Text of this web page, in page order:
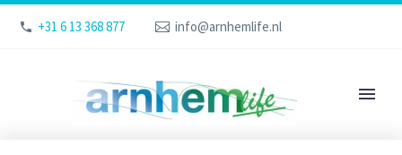
+31 6 13 368 877 info@arnhemlife.nl